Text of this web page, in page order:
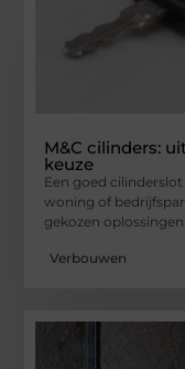
M&C cilinders:
keuze
Een goed
woning of
gekozen
Verbouwen